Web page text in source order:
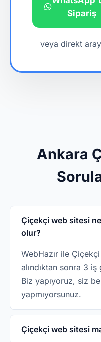
Sipariş
veya direkt
Ankara
Çiçekçi web sitesi
olur?
WebHazır ile
alındıktan sonra 3
Biz yapıyoruz, siz
yapmıyorsunuz.
Çiçekçi web sitesi